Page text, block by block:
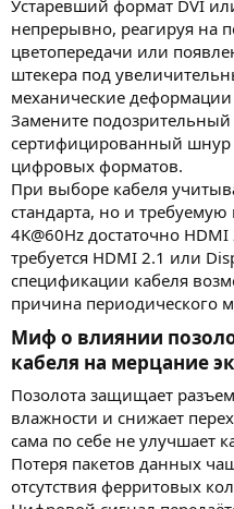
Устаревший формат DVI
непрерывно, реагируя на
цветопередачи или
штекера под
механические
Замените
сертифицированный шнур
цифровых форматов.
При выборе кабеля
стандарта, но и
4K@60Hz достаточно
требуется HDMI 2.1 или
спецификации кабеля
причина периодического
Миф о влиянии
кабеля на мерцание
Позолота защищает
влажности и снижает
сама по себе не улучшает
Потеря пакетов данных
отсутствия ферритовых